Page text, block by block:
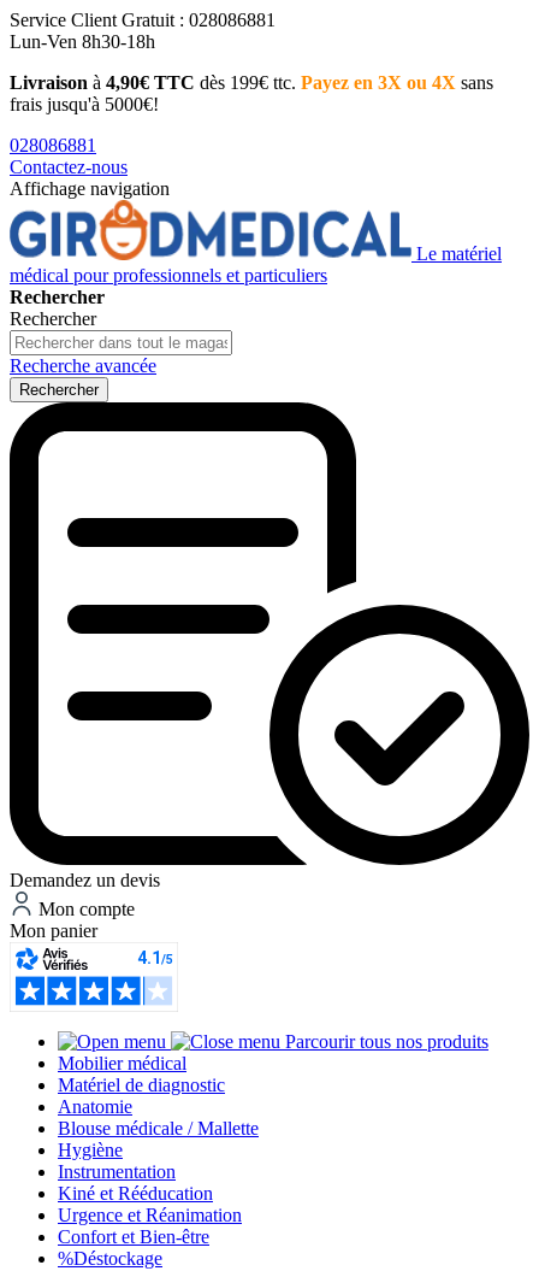
Service Client Gratuit : 028086881
Lun-Ven 8h30-18h
Livraison à 4,90€ TTC dès 199€ ttc. Payez en 3X ou 4X sans
frais jusqu'à 5000€!
028086881
Contactez-nous
Affichage navigation
Le matériel
médical pour professionnels et particuliers
Rechercher
Rechercher
Recherche avancée
Rechercher
Demandez un devis
Mon compte
Mon panier
Parcourir tous nos produits
Mobilier médical
Matériel de diagnostic
Anatomie
Blouse médicale / Mallette
Hygiène
Instrumentation
Kiné et Rééducation
Urgence et Réanimation
Confort et Bien-être
%Déstockage